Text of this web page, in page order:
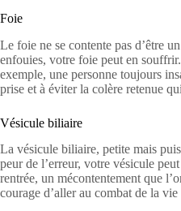
Foie
Le foie ne se contente pas d’être
enfouies, votre foie peut en
exemple, une personne toujours
prise et à éviter la colère retenue
Vésicule biliaire
La vésicule biliaire, petite mais
peur de l’erreur, votre vésicule
rentrée, un mécontentement que
courage d’aller au combat de la